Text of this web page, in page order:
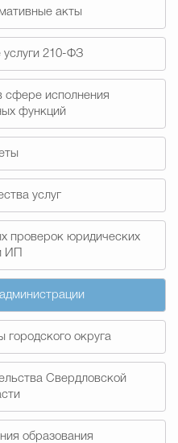
городского округа
Обращения граждан
Противодействие
Муниципальные
акты
210-ФЗ
сфере исполнения
функций
услуг
проверок юридических
ИП
городского округа
Свердловской
образования